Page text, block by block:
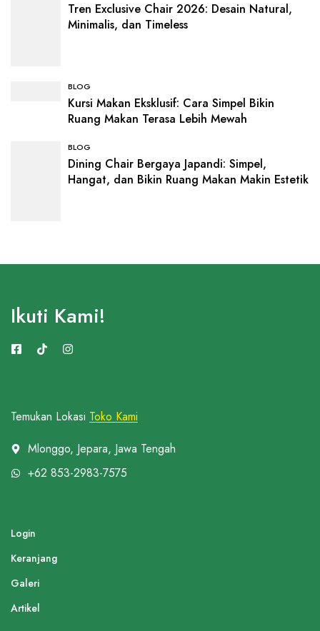
Tren Exclusive Chair 2026: Desain Natural,
Minimalis, dan Timeless
BLOG
Kursi Makan Eksklusif: Cara Simpel Bikin
Ruang Makan Terasa Lebih Mewah
BLOG
Dining Chair Bergaya Japandi: Simpel,
Hangat, dan Bikin Ruang Makan Makin Estetik
Temukan Lokasi Toko Kami
Mlonggo, Jepara, Jawa Tengah
+62 853-2983-7575
Login
Keranjang
Galeri
Artikel
Ikuti Kami!